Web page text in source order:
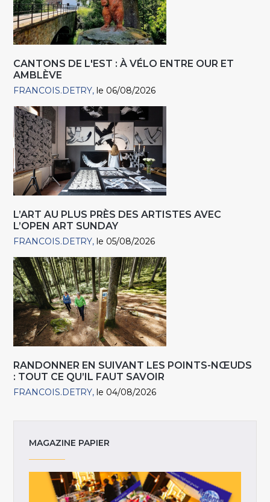
CANTONS DE L'EST : À VÉLO ENTRE OUR ET
AMBLÈVE
FRANCOIS.DETRY le 06/08/2026
L’ART AU PLUS PRÈS DES ARTISTES AVEC
L’OPEN ART SUNDAY
FRANCOIS.DETRY le 05/08/2026
RANDONNER EN SUIVANT LES POINTS-NŒUDS
: TOUT CE QU’IL FAUT SAVOIR
FRANCOIS.DETRY le 04/08/2026
MAGAZINE PAPIER